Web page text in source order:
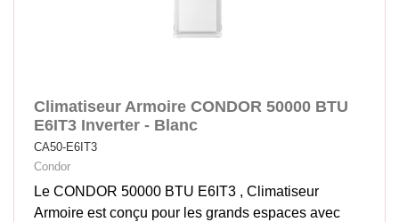
Climatiseur Armoire CONDOR 50000 BTU
E6IT3 Inverter - Blanc
CA50-E6IT3
Condor
Le CONDOR 50000 BTU E6IT3 , Climatiseur
Armoire est conçu pour les grands espaces avec